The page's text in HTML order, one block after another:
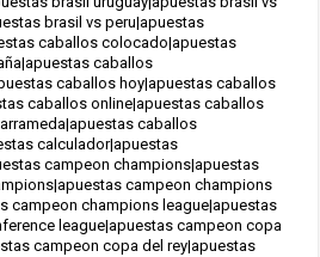
brasil vs peru|apuestas
caballos colocado|apuestas
caballos
caballos hoy|apuestas caballos
caballos online|apuestas caballos
caballos
calculador|apuestas
campeon champions|apuestas
campeon champions
campeon champions league|apuestas
league|apuestas campeon copa
campeon copa del rey|apuestas